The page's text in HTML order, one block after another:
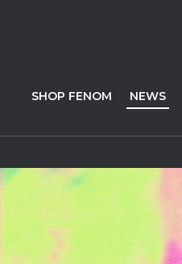
SHOP FENOM NEWS